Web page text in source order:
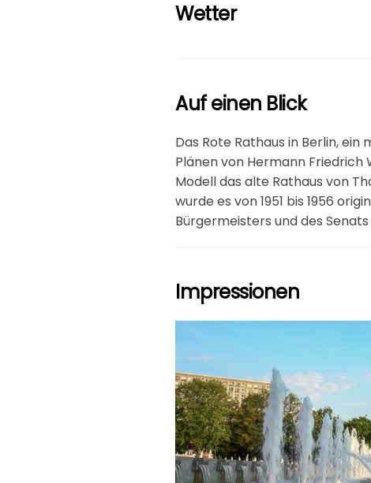
Wetter
Auf einen Blick
Das Rote Rathaus in Berlin,
Plänen von Hermann Friedrich
Modell das alte Rathaus von
wurde es von 1951 bis 1956
Bürgermeisters und des Senats
Impressionen
größer